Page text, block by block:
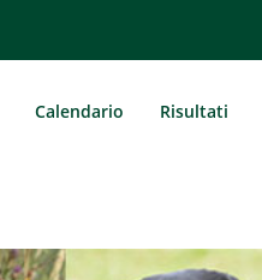
Calendario Risultati